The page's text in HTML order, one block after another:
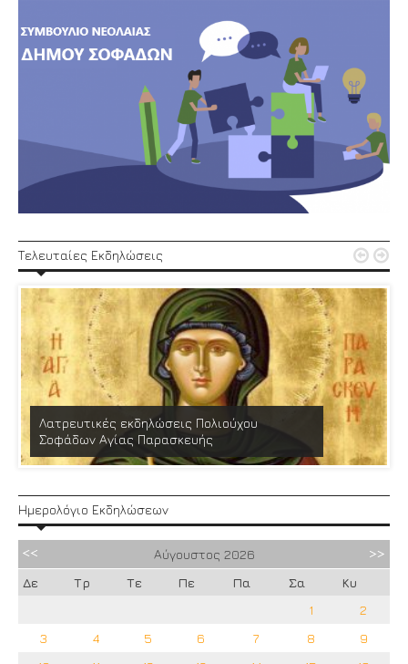
Τελευταίες Εκδηλώσεις
Λατρευτικές εκδηλώσεις Πολιούχου
Σοφάδων Αγίας Παρασκευής
 
Ημερολόγιο Εκδηλώσεων
Αύγουστος 2026
Δε
Τρ Τε Πε Πα Σα
Κυ
1
2
3
4 5 6 7 8
9